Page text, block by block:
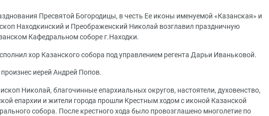
Пресвятой Богородицы, в честь Ее иконы именуемой «Казанская» и
Находкинский и Преображенский Николай возглавил праздничную
Кафедральном соборе г.Находки.
хор Казанского собора под управлением регента Дарьи Иваньковой.
иерей Андрей Попов.
Николай, благочинные епархиальных округов, настоятели, духовенство,
епархии и жители города прошли Крестным ходом с иконой Казанской
собора. После крестного хода было провозглашено многолетие по